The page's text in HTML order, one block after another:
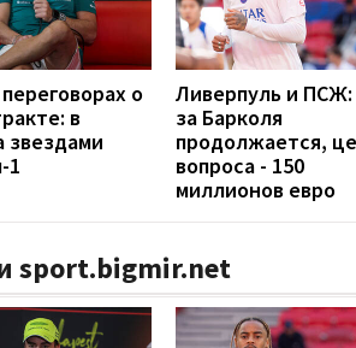
о
в
звездами
1
Ливерпуль и ПСЖ:
за Барколя
продолжается,
вопроса - 150
миллионов евро
sport.bigmir.net